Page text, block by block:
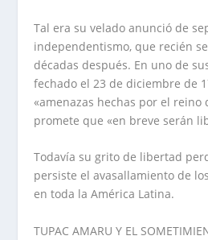
Tal era su velado anunció de
independentismo, que recién
décadas después. En uno de
fechado el 23 de diciembre de
«amenazas hechas por el reino
promete que «en breve serán
Todavía su grito de libertad
persiste el avasallamiento de
en toda la América Latina.
TUPAC AMARU Y EL